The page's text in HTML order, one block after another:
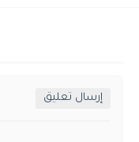
إرسال تعليق